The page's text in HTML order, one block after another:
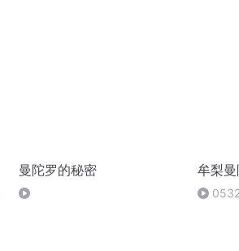
曼陀罗的秘密 牟梨